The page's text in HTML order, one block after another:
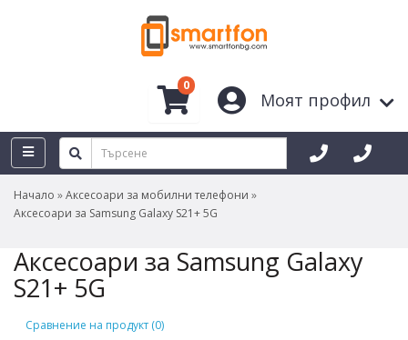
Моят профил
0
Начало
Аксесоари за мобилни телефони
Аксесоари за Samsung Galaxy S21+ 5G
Аксесоари за Samsung Galaxy
S21+ 5G
Сравнение на продукт (0)